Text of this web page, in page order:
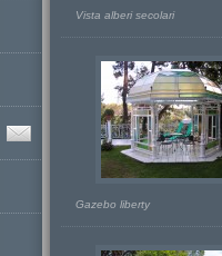
Vista alberi secolari
Gazebo liberty